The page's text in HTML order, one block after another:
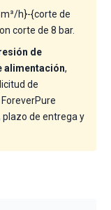
h}-{corte de
corte de 8 bar.
de
alimentación,
de
de entrega y